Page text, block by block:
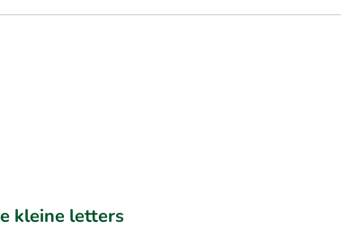
kleine letters